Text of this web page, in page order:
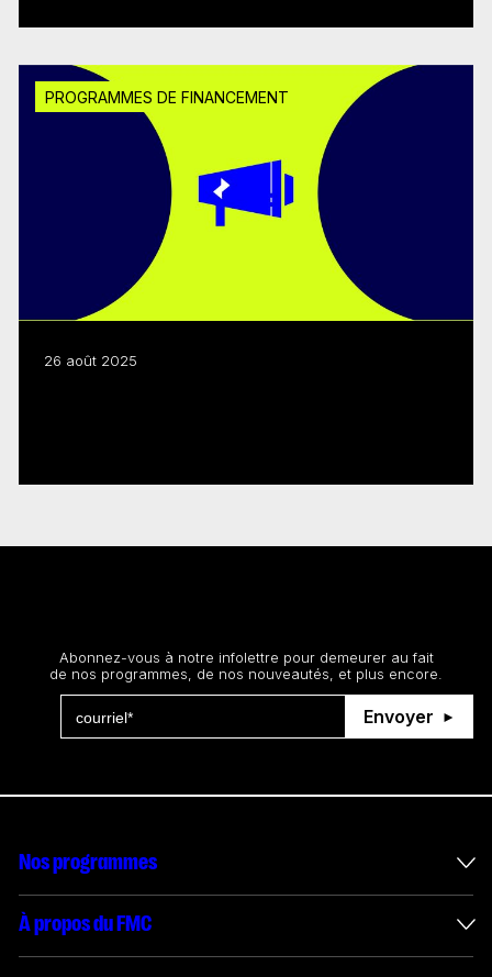
PROGRAMMES DE FINANCEMENT
26 août 2025
Abonnez-vous à notre infolettre pour demeurer au fait
de nos programmes, de nos nouveautés, et plus encore.
Envoyer
Nos programmes
Mesures incitatives internationales
À propos du FMC